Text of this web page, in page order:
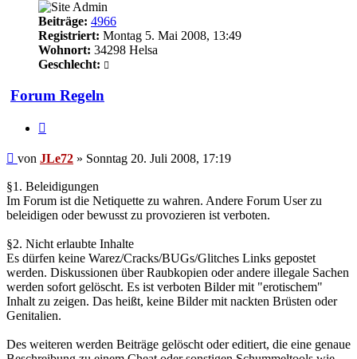
Beiträge: 4966
Registriert: Montag 5. Mai 2008, 13:49
Wohnort: 34298 Helsa
Geschlecht:
Forum Regeln
Beitrag
von JLe72 » Sonntag 20. Juli 2008, 17:19
§1. Beleidigungen
Im Forum ist die Netiquette zu wahren. Andere Forum User zu
beleidigen oder bewusst zu provozieren ist verboten.
§2. Nicht erlaubte Inhalte
Es dürfen keine Warez/Cracks/BUGs/Glitches Links gepostet
werden. Diskussionen über Raubkopien oder andere illegale Sachen
werden sofort gelöscht. Es ist verboten Bilder mit "erotischem"
Inhalt zu zeigen. Das heißt, keine Bilder mit nackten Brüsten oder
Genitalien.
Des weiteren werden Beiträge gelöscht oder editiert, die eine genaue